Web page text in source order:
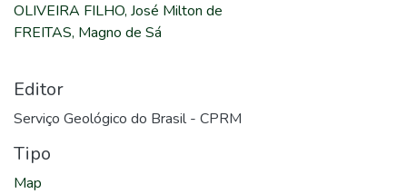
OLIVEIRA FILHO, José Milton de
FREITAS, Magno de Sá
Editor
Serviço Geológico do Brasil - CPRM
Tipo
Map